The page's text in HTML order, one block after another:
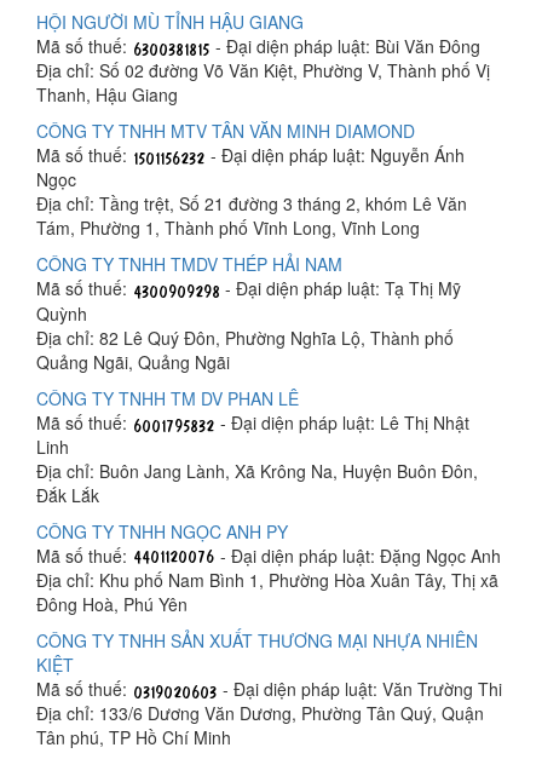
HỘI NGƯỜI MÙ TỈNH HẬU GIANG
Mã số thuế:
- Đại diện pháp luật: Bùi Văn Đông
Địa chỉ: Số 02 đường Võ Văn Kiệt, Phường V, Thành phố Vị
Thanh, Hậu Giang
CÔNG TY TNHH MTV TÂN VĂN MINH DIAMOND
Mã số thuế:
- Đại diện pháp luật: Nguyễn Ánh
Ngọc
Địa chỉ: Tầng trệt, Số 21 đường 3 tháng 2, khóm Lê Văn
Tám, Phường 1, Thành phố Vĩnh Long, Vĩnh Long
CÔNG TY TNHH TMDV THÉP HẢI NAM
Mã số thuế:
- Đại diện pháp luật: Tạ Thị Mỹ
Quỳnh
Địa chỉ: 82 Lê Quý Đôn, Phường Nghĩa Lộ, Thành phố
Quảng Ngãi, Quảng Ngãi
CÔNG TY TNHH TM DV PHAN LÊ
Mã số thuế:
- Đại diện pháp luật: Lê Thị Nhật
Linh
Địa chỉ: Buôn Jang Lành, Xã Krông Na, Huyện Buôn Đôn,
Đắk Lắk
CÔNG TY TNHH NGỌC ANH PY
Mã số thuế:
- Đại diện pháp luật: Đặng Ngọc Anh
Địa chỉ: Khu phố Nam Bình 1, Phường Hòa Xuân Tây, Thị xã
Đông Hoà, Phú Yên
CÔNG TY TNHH SẢN XUẤT THƯƠNG MẠI NHỰA NHIÊN
KIỆT
Mã số thuế:
- Đại diện pháp luật: Văn Trường Thi
Địa chỉ: 133/6 Dương Văn Dương, Phường Tân Quý, Quận
Tân phú, TP Hồ Chí Minh